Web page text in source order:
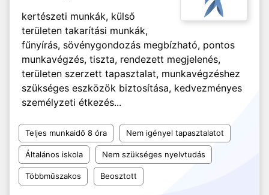
kertészeti munkák, külső
területen takarítási munkák,
fűnyírás, sövénygondozás megbízható, pontos
munkavégzés, tiszta, rendezett megjelenés,
területen szerzett tapasztalat, munkavégzéshez
szükséges eszközök biztosítása, kedvezményes
személyzeti étkezés...
Teljes munkaidő 8 óra Nem igényel tapasztalatot
Általános iskola Nem szükséges nyelvtudás
Többműszakos Beosztott